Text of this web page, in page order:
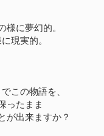
様に夢幻的。
現実的。
この物語を、
ったまま
が出来ますか？